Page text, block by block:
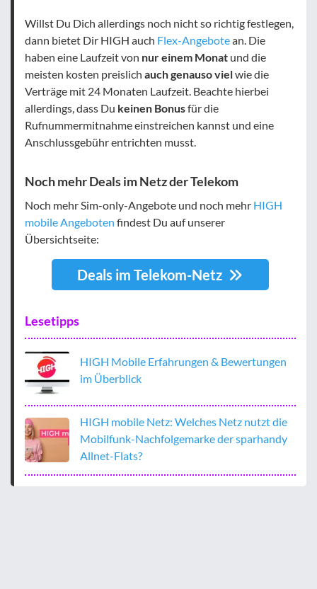
Willst Du Dich allerdings noch nicht so richtig festlegen,
dann bietet Dir HIGH auch Flex-Angebotean. Die
haben eine Laufzeit von nur einem Monat und die
meisten kosten preislich auch genauso vielwie die
Verträge mit 24 Monaten Laufzeit. Beachte hierbei
allerdings, dass Du keinen Bonusfür die
Rufnummermitnahme einstreichen kannst und eine
Anschlussgebühr entrichten musst.
Noch mehr Deals im Netz der Telekom
Noch mehr Sim-only-Angebote und noch mehr HIGH
mobile Angeboten findest Du auf unserer
Übersichtseite:
Deals im Telekom-Netz
Lesetipps
HIGH Mobile Erfahrungen & Bewertungen
im Überblick
HIGH mobile Netz: Welches Netz nutzt die
Mobilfunk-Nachfolgemarke der sparhandy
Allnet-Flats?